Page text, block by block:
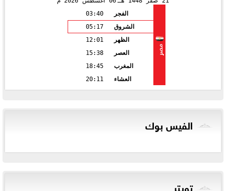
مصر
الفجر
03:40
الشروق
05:17
الظهر
12:01
العصر
15:38
المغرب
18:45
العشاء
20:11
الفيس بوك
تويتر